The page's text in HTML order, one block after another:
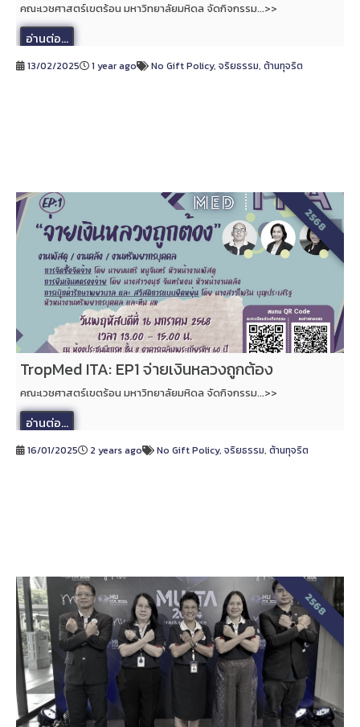
คณะเวชศาสตร์เขตร้อน มหาวิทยาลัยมหิดล จัดกิจกรรม...>>
อ่านต่อ...
13/02/2025 1 year ago No Gift Policy, จริยธรรม, ต้านทุจริต
TropMed ITA: EP1 จ่ายเงินหลวงถูกต้อง
คณะเวชศาสตร์เขตร้อน มหาวิทยาลัยมหิดล จัดกิจกรรม...>>
อ่านต่อ...
2568
16/01/2025 2 years ago No Gift Policy, จริยธรรม, ต้านทุจริต
2568